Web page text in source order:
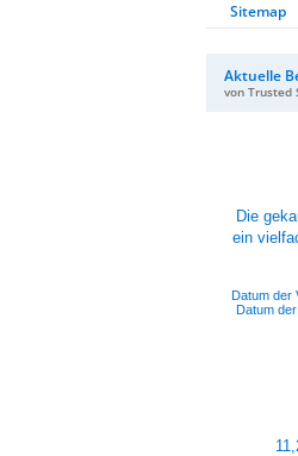
Sitemap
Aktuelle
von Trusted
auch
Datum der
Datum